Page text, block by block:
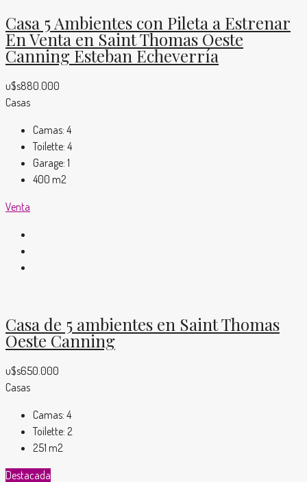
Casa 5 Ambientes con Pileta a Estrenar
En Venta en Saint Thomas Oeste
Canning Esteban Echeverría
u$s880.000
Casas
Camas: 4
Toilette: 4
Garage: 1
400 m2
Venta
Casa de 5 ambientes en Saint Thomas
Oeste Canning
u$s650.000
Casas
Camas: 4
Toilette: 2
251 m2
Destacada